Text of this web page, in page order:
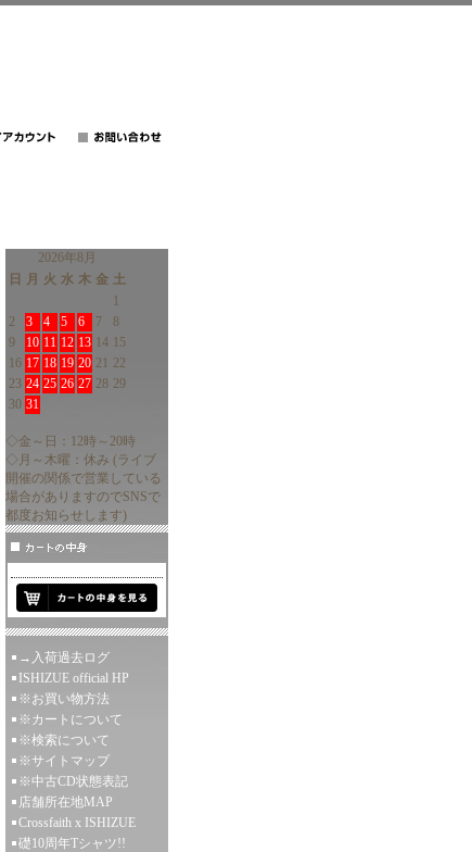
2026年8月
日
月 火 水 木 金 土
1
2
3 4 5 6 7
8
9
10 11 12 13 14 15
16 17 18 19 20 21 22
23 24 25 26 27 28 29
30 31
◇金～日：12時～20時
◇月～木曜：休み (ライブ
開催の関係で営業している
場合がありますのでSNSで
都度お知らせします)
→入荷過去ログ
ISHIZUE official HP
※お買い物方法
※カートについて
※検索について
※サイトマップ
※中古CD状態表記
店舗所在地MAP
Crossfaith x ISHIZUE
礎10周年Tシャツ!!